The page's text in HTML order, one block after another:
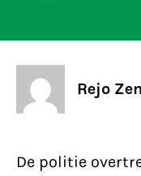
Rejo
De politie